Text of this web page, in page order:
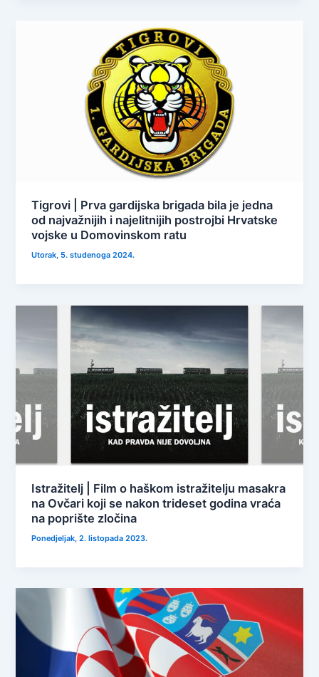
Tigrovi | Prva gardijska brigada bila je jedna
od najvažnijih i najelitnijih postrojbi Hrvatske
vojske u Domovinskom ratu
Utorak, 5. studenoga 2024.
Istražitelj | Film o haškom istražitelju masakra
na Ovčari koji se nakon trideset godina vraća
na poprište zločina
Ponedjeljak, 2. listopada 2023.